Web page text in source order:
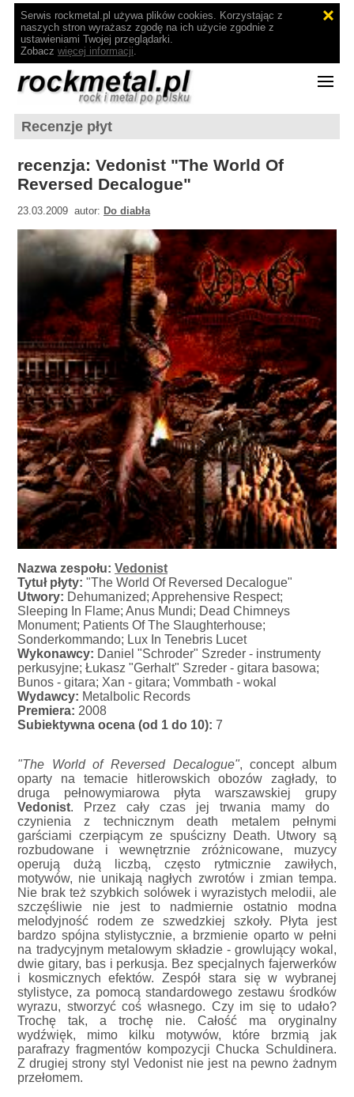
Serwis rockmetal.pl używa plików cookies. Korzystając z
naszych stron wyrażasz zgodę na ich użycie zgodnie z
ustawieniami Twojej przeglądarki.
Zobacz więcej informacji.
Recenzje płyt
recenzja: Vedonist "The World Of
Reversed Decalogue"
23.03.2009 autor: Do diabła
Nazwa zespołu: Vedonist
Tytuł płyty: "The World Of Reversed Decalogue"
Utwory: Dehumanized; Apprehensive Respect;
Sleeping In Flame; Anus Mundi; Dead Chimneys
Monument; Patients Of The Slaughterhouse;
Sonderkommando; Lux In Tenebris Lucet
Wykonawcy: Daniel "Schroder" Szreder - instrumenty
perkusyjne; Łukasz "Gerhalt" Szreder - gitara basowa;
Bunos - gitara; Xan - gitara; Vommbath - wokal
Wydawcy: Metalbolic Records
Premiera: 2008
Subiektywna ocena (od 1 do 10): 7
"The World of Reversed Decalogue", concept album
oparty na temacie hitlerowskich obozów zagłady, to
druga pełnowymiarowa płyta warszawskiej grupy
Vedonist. Przez cały czas jej trwania mamy do
czynienia z technicznym death metalem pełnymi
garściami czerpiącym ze spuścizny Death. Utwory są
rozbudowane i wewnętrznie zróżnicowane, muzycy
operują dużą liczbą, często rytmicznie zawiłych,
motywów, nie unikają nagłych zwrotów i zmian tempa.
Nie brak też szybkich solówek i wyrazistych melodii, ale
szczęśliwie nie jest to nadmiernie ostatnio modna
melodyjność rodem ze szwedzkiej szkoły. Płyta jest
bardzo spójna stylistycznie, a brzmienie oparto w pełni
na tradycyjnym metalowym składzie - growlujący wokal,
dwie gitary, bas i perkusja. Bez specjalnych fajerwerków
i kosmicznych efektów. Zespół stara się w wybranej
stylistyce, za pomocą standardowego zestawu środków
wyrazu, stworzyć coś własnego. Czy im się to udało?
Trochę tak, a trochę nie. Całość ma oryginalny
wydźwięk, mimo kilku motywów, które brzmią jak
parafrazy fragmentów kompozycji Chucka Schuldinera.
Z drugiej strony styl Vedonist nie jest na pewno żadnym
przełomem.